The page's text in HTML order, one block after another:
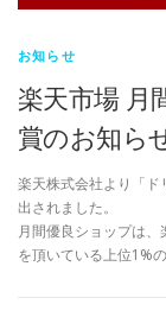
お知らせ
楽天市場 月
賞のお知ら
楽天株式会社より「
出されました。
月間優良ショップは
を頂いている上位1%